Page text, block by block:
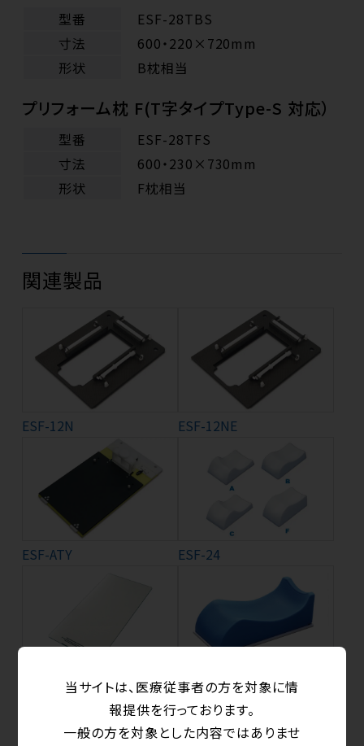
当サイトは、医療従事者の方を対象に情
報提供を行っております。
一般の方を対象とした内容ではありませ
型番
ESF-28TBS
寸法
600・220×720mm
形状
B枕相当
プリフォーム枕 F(T字タイプType-S 対応）
型番
ESF-28TFS
寸法
600・230×730mm
形状
F枕相当
関連製品
ESF-12N ESF-12NE
ESF-ATY ESF-24
ESF-24M_シリーズ ESF-27SS1